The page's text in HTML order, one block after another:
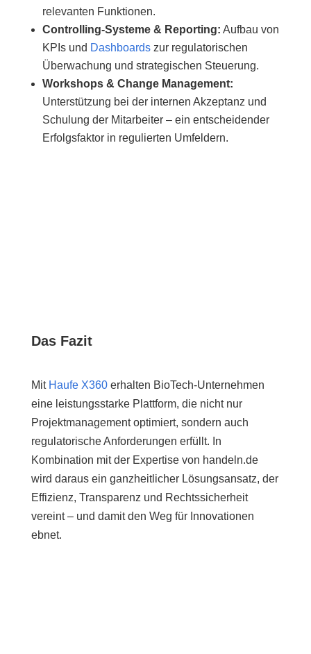
relevanten Funktionen.
Controlling-Systeme & Reporting: Aufbau von
KPIs und Dashboardszur regulatorischen
Überwachung und strategischen Steuerung.
Workshops & Change Management:
Unterstützung bei der internen Akzeptanz und
Schulung der Mitarbeiter – ein entscheidender
Erfolgsfaktor in regulierten Umfeldern.
Das Fazit
Mit Haufe X360erhalten BioTech-Unternehmen
eine leistungsstarke Plattform, die nicht nur
Projektmanagement optimiert, sondern auch
regulatorische Anforderungen erfüllt. In
Kombination mit der Expertise von handeln.de
wird daraus ein ganzheitlicher Lösungsansatz, der
Effizienz, Transparenz und Rechtssicherheit
vereint – und damit den Weg für Innovationen
ebnet.